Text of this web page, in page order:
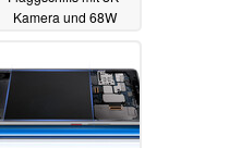
Kamera und 68W